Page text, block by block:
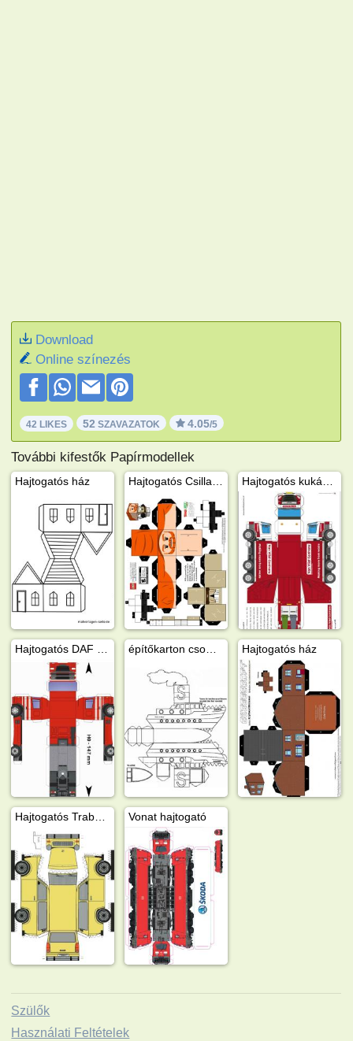
Download
Online színezés
42 LIKES 52 SZAVAZATOK 4.05/5
További kifestők Papírmodellek
Hajtogatós ház
Hajtogatós ház
Vonat hajtogató
Szülők
Használati Feltételek